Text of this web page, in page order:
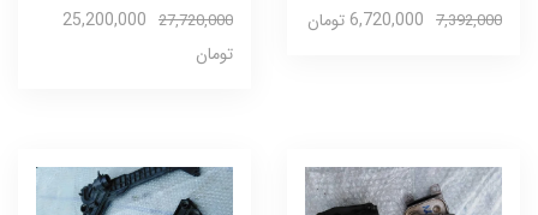
7,392,000 6,720,000 تومان 27,720,000
25,200,000
تومان